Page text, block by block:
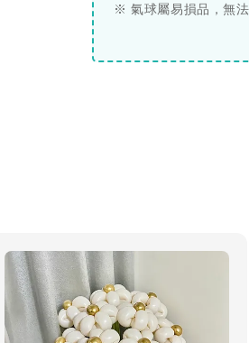
※ 氣球屬易損品，無